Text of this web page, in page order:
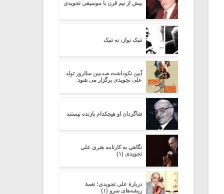
بیش از نیم قرن با موسیقی تجویدی
تنبک نواز، نه تنبک
آیین نکوداشت صدمین سالروز تولد
علی تجویدی برگزار می شود
شاگردان او هیچکدام بازنده نیستند
نگاهی به کارنامه هنری علی
تجویدی (۱)
دربارۀ علی تجویدی؛ نغمۀ
ریشه‌های سرو (۱)